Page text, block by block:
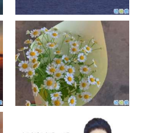
晚安励志语录带图片 晚安心语
励志鸡汤
晒风景照的唯美说说配图 适合
发风景的朋友圈文案